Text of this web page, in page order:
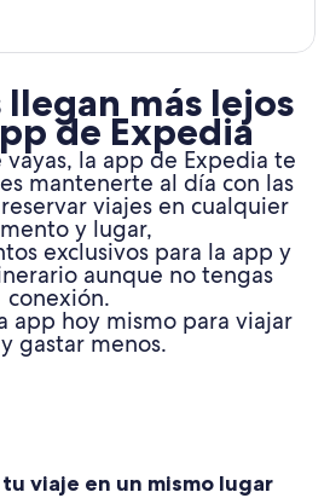
llegan más lejos
de Expedia
la app de Expedia te
mantenerte al día con las
viajes en cualquier
y lugar,
exclusivos para la app y
aunque no tengas
conexión.
app hoy mismo para viajar
gastar menos.
viaje en un mismo lugar